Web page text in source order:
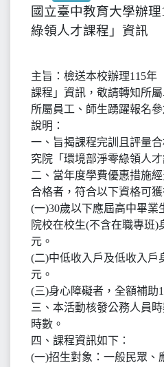
國立臺中教育大學辦
綠領人才課程」資訊
主旨：檢送本校辦理115年
課程」資訊，敬請轉知所
所屬員工、師生踴躍報名參
說明：
一、旨揭課程完訓且評量
究院「環境部淨零綠領人
二、當年度學費優惠措施
合格者，符合以下資格可獲
(一)30歲以下應屆高中畢業
院校在校生(不含在職專班)
元。
(二)中低收入戶及低收入戶
元。
(三)身心障礙者，全額補助
三、本活動核發公務人員
時數。
四、課程資訊如下：
(一)招生對象：一般民眾、